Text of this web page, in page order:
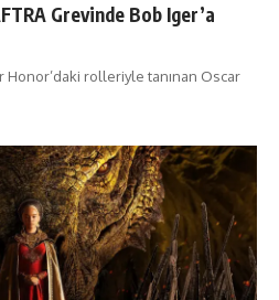
Grevinde Bob Iger’a
Honor’daki rolleriyle tanınan Oscar